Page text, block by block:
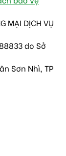
MẠI DỊCH VỤ
do Sở
Sơn Nhì, TP